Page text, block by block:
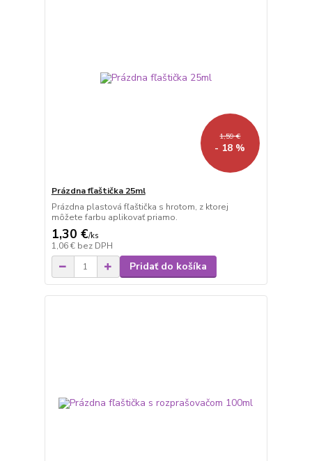
1,59 €
- 18 %
Prázdna fľaštička 25ml
Prázdna plastová fľaštička s hrotom, z ktorej
môžete farbu aplikovať priamo.
1,30 €/ks
1,06 € bez DPH
Pridať do košíka